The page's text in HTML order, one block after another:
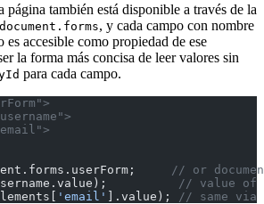
también está disponible a través de la
document.forms, y cada campo con nombre
accesible como propiedad de ese
la forma más concisa de leer valores sin
para cada campo.
// or
// value of
'email' ].value); // same via